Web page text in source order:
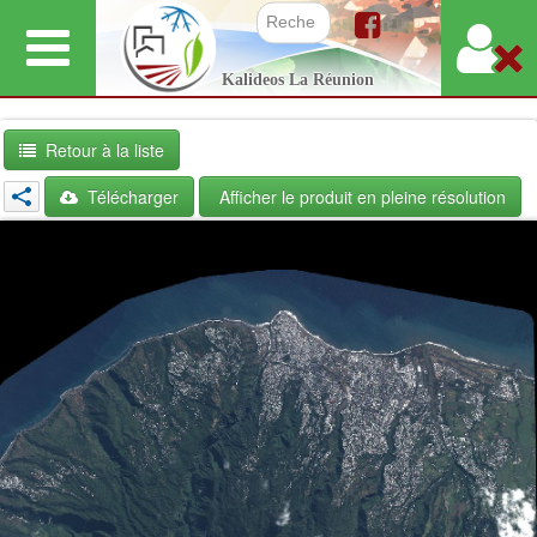
Aller
au
contenu
principal
Kalideos La Réunion
Retour à la liste
Télécharger
Afficher le produit en pleine résolution